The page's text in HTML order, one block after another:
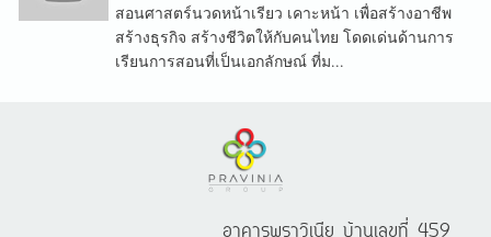
สอนศาสตร์นวดหน้าเรียว เคาะหน้า เพื่อสร้างอาชีพ
สร้างธุรกิจ สร้างชีวิตให้กับคนไทย โดดเด่นด้านการ
เรียนการสอนที่เป็นเอกลักษณ์ ที่ม...